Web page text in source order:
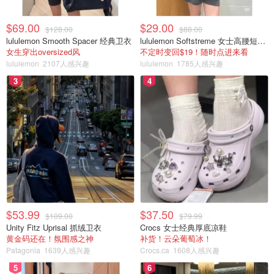
$69.00 $128.00
lululemon Smooth Spacer 经典卫衣
女生穿出oversized风
lululemon 2107人感兴趣
$29.00 $88.00
lululemon Softstreme 女士高腰短裤 10cm
不定时变回$19！随时点进来看
lululemon 1785人感兴趣
3
$53.99 $109.00
Unity Fitz Uprisal 抓绒卫衣
黄金码还在！氛围感之神
Patagonia 1639人感兴趣
4
$37.50 $79.99
Crocs 女士经典厚底凉鞋
补货！云朵葡萄冰！
Crocs.ca 1608人感兴趣
5 6